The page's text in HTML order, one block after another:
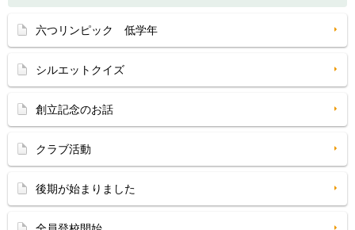
六つリンピック 低学年
シルエットクイズ
創立記念のお話
クラブ活動
後期が始まりました